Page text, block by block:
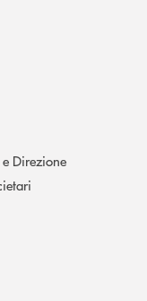
Direzione